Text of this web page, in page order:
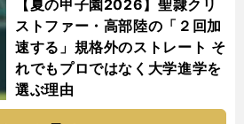
【夏の甲子園2026】聖隷クリ
ストファー・高部陸の「２回加
速する」規格外のストレート そ
れでもプロではなく大学進学を
選ぶ理由